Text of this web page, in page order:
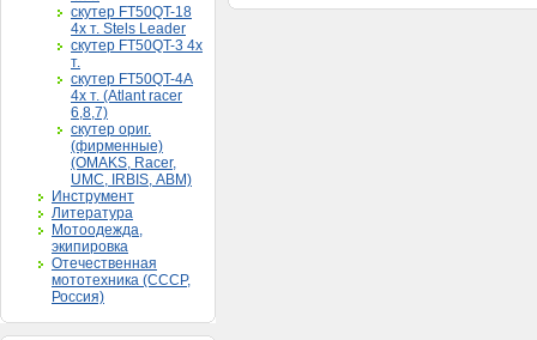
скутер FT50QT-18
4х т. Stels Leader
скутер FT50QT-3 4х
т.
скутер FT50QT-4A
4х т. (Atlant racer
6,8,7)
скутер ориг.
(фирменные)
(OMAKS, Racer,
UMC, IRBIS, АВМ)
Инструмент
Литература
Мотоодежда,
экипировка
Отечественная
мототехника (СССР,
Россия)